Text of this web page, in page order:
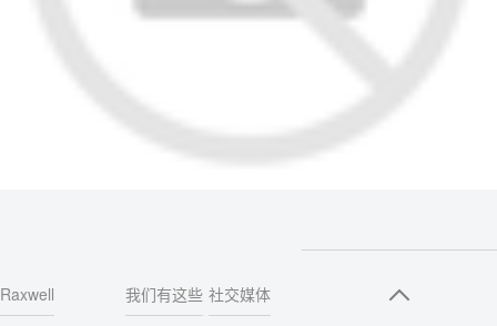
Raxwell 我们有这些 社交媒体